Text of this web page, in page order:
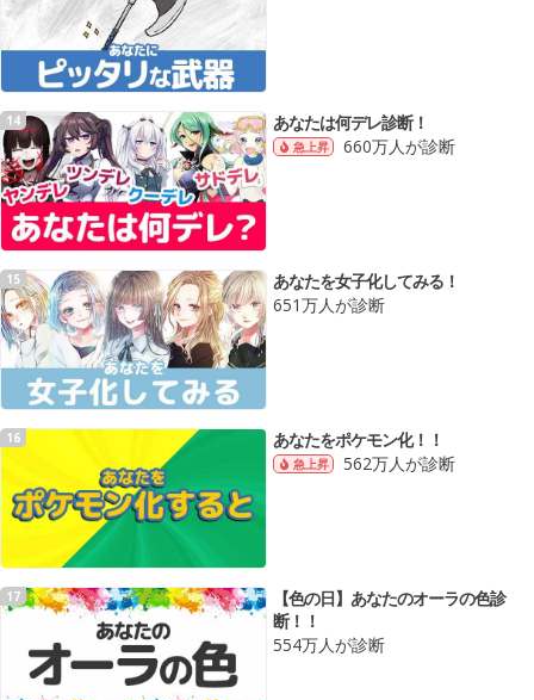
14 あなたは何デレ診断！
急上昇 660万人が診断
15
あなたを女子化してみる！
651万人が診断
16 あなたをポケモン化！！
急上昇 562万人が診断
17
【色の日】あなたのオーラの色診
断！！
554万人が診断